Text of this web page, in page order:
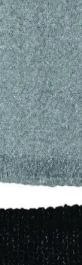
Quick View
ΚΑΣΚΟΛ-ΛΑΙΜΟΙ
γυναικείο Stamion
12,03€